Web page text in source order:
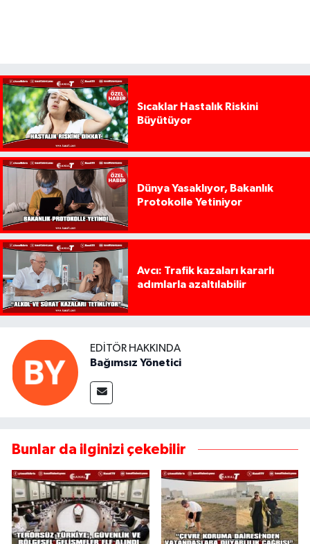
Sıcaklar Hastalık Riskini
Büyütüyor
Dünya Yasaklıyor, Bakanlık
Protokolle Yetiniyor
Avcı: Trafik kazaları kararlı
adımlarla azaltılabilir
EDITÖR HAKKINDA
Bağımsız Yönetici
Bunlar da ilginizi çekebilir